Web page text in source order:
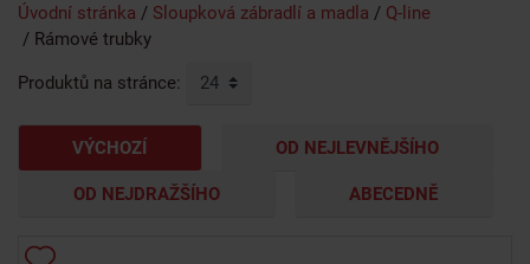
Úvodní stránka Sloupková zábradlí a madla
Q-line
Rámové trubky
Produktů na stránce:
VÝCHOZÍ OD NEJLEVNĚJŠÍHO
OD NEJDRAŽŠÍHO ABECEDNĚ